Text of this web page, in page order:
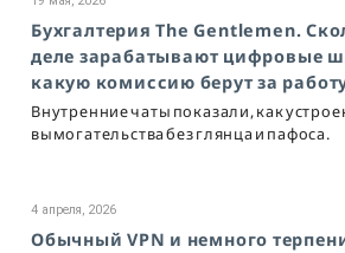
Бухгалтерия The Gentlemen.
деле зарабатывают цифровые
какую комиссию берут за
Внутренние чаты показали, как
вымогательства без глянца и пафоса.
4 апреля, 2026
Обычный VPN и немного